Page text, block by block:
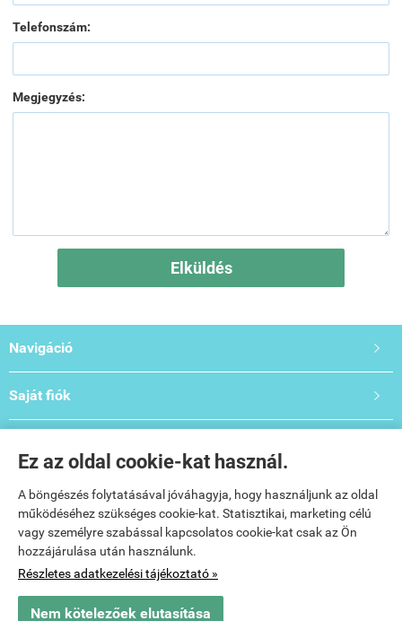
Ez az oldal cookie-kat használ.
A böngészés folytatásával jóváhagyja, hogy használjunk az oldal
működéséhez szükséges cookie-kat. Statisztikai, marketing célú
vagy személyre szabással kapcsolatos cookie-kat csak az Ön
hozzájárulása után használunk.
Részletes adatkezelési tájékoztató »
Nem kötelezőek elutasítása
Telefonszám:
Megjegyzés:
Elküldés
Navigáció 
Saját fiók 
Elérhetőségek: 